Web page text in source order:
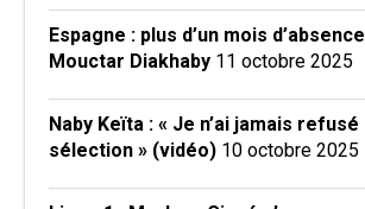
Espagne : plus d’un mois
Mouctar Diakhaby 11 octobre 2025
Naby Keïta : « Je n’ai jamais
sélection » (vidéo) 10 octobre 2025